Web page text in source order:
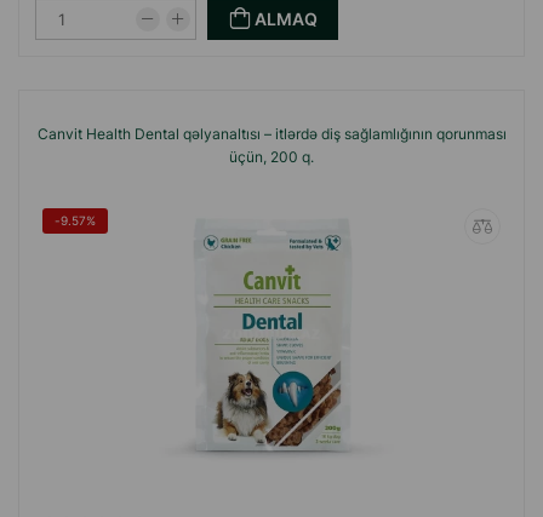
ALMAQ
Canvit Health Dental qəlyanaltısı – itlərdə diş sağlamlığının qorunması
üçün, 200 q.
-9.57%